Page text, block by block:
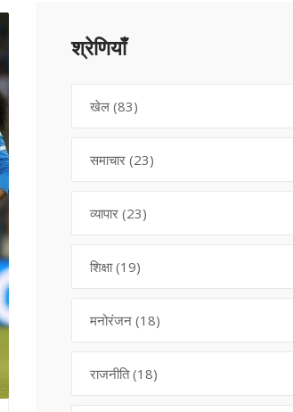
श्रेणियाँ
खेल (83)
समाचार (23)
व्यापार (23)
शिक्षा(19)
मनोरंजन (18)
राजनीति(18)